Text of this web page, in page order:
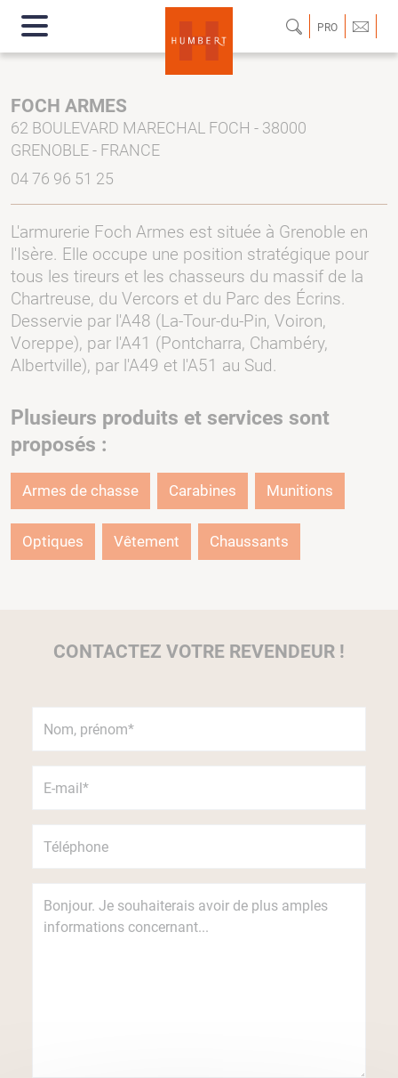
PRO
FOCH ARMES
62 BOULEVARD MARECHAL FOCH - 38000
GRENOBLE - FRANCE
04 76 96 51 25
L'armurerie Foch Armes est située à Grenoble en
l'Isère. Elle occupe une position stratégique pour
tous les tireurs et les chasseurs du massif de la
Chartreuse, du Vercors et du Parc des Écrins.
Desservie par l'A48 (La-Tour-du-Pin, Voiron,
Voreppe), par l'A41 (Pontcharra, Chambéry,
Albertville), par l'A49 et l'A51 au Sud.
Plusieurs produits et services sont
proposés :
Armes de chasse Carabines Munitions
Optiques Vêtement Chaussants
CONTACTEZ VOTRE REVENDEUR !